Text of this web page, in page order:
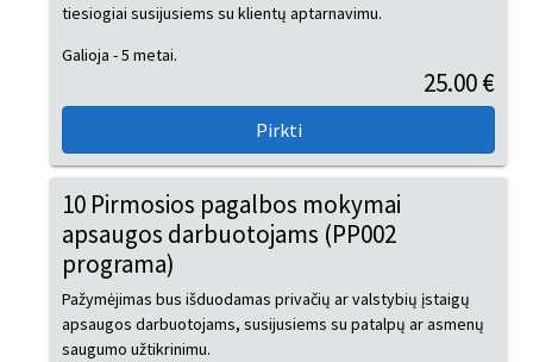
tiesiogiai susijusiems su klientų aptarnavimu.
Galioja - 5 metai.
25.00 €
10 Pirmosios pagalbos mokymai
apsaugos darbuotojams (PP002
programa)
Pažymėjimas bus išduodamas privačių ar valstybių įstaigų
apsaugos darbuotojams, susijusiems su patalpų ar asmenų
saugumo užtikrinimu.